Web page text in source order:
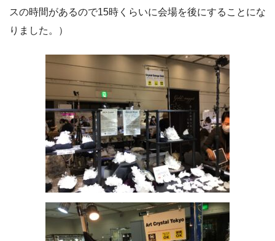
スの時間があるので15時くらいに会場を後にすることにな
りました。）